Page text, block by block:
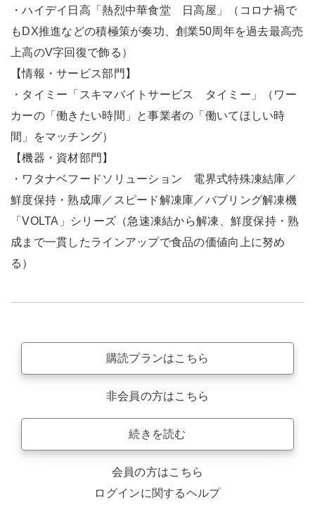
・ハイデイ日高「熱烈中華食堂 日高屋」（コロナ禍で
もDX推進などの積極策が奏功、創業50周年を過去最高売
上高のV字回復で飾る）
【情報・サービス部門】
・タイミー「スキマバイトサービス タイミー」（ワー
カーの「働きたい時間」と事業者の「働いてほしい時
間」をマッチング）
【機器・資材部門】
・ワタナベフードソリューション 電界式特殊凍結庫／
鮮度保持・熟成庫／スピード解凍庫／バブリング解凍機
「VOLTA」シリーズ（急速凍結から解凍、鮮度保持・熟
成まで一貫したラインアップで食品の価値向上に努め
る）
購読プランはこちら
非会員の方はこちら
続きを読む
会員の方はこちら
ログインに関するヘルプ